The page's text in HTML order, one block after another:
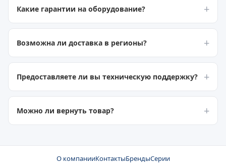
Какие гарантии на оборудование?
Возможна ли доставка в регионы?
Предоставляете ли вы техническую поддержку?
Можно ли вернуть товар?
О компанииКонтактыБрендыСерии